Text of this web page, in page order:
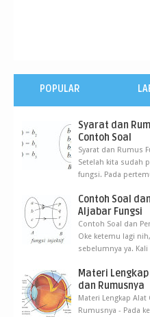
POPULAR
Syarat dan
Contoh Soal
Syarat dan Rumus
Setelah kita sudah
fungsi. Pada
Contoh Soal
Aljabar Fungsi
Contoh Soal dan
Oke ketemu lagi
sebelumnya ya.
Materi
dan Rumusnya
Materi Lengkap
Rumusnya - Pada